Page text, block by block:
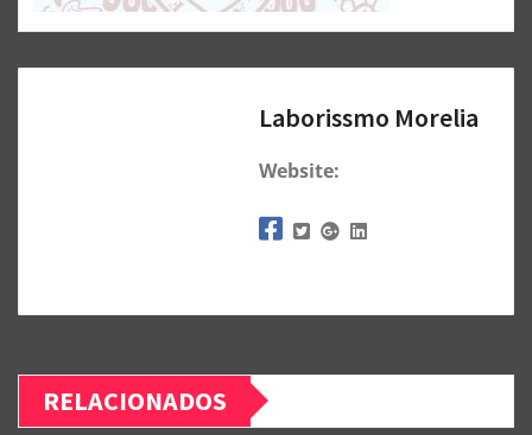
Laborissmo Morelia
Website:
RELACIONADOS